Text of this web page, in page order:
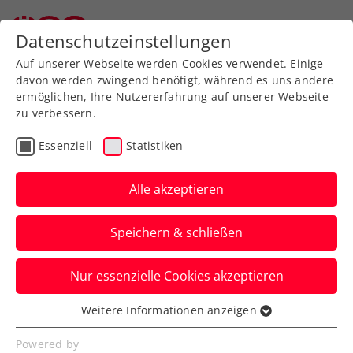
Zurück zur Newsübersicht
Turniere
ATP Shanghai:
Erler/Miedler stürmen in
57 Minuten ins
Achtelfinale
Das ÖTV-Davis-Cup-Doppel lässt in der
chinesischen Metropole zum Auftakt
nichts anbrennen.
Datenschutzeinstellungen
Auf unserer Webseite werden Cookies verwendet. Einige
davon werden zwingend benötigt, während es uns andere
ermöglichen, Ihre Nutzererfahrung auf unserer Webseite
zu verbessern.
Essenziell Statistiken
Alle akzeptieren
Speichern & schließen
Nur essenzielle Cookies akzeptieren
Essenziell
Essenzielle Cookies werden für grundlegende
Weitere Informationen anzeigen
Powered by